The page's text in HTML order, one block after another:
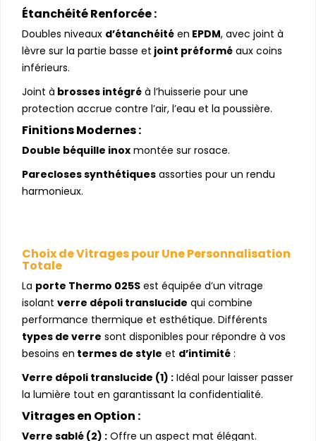
Étanchéité Renforcée :
Doubles niveaux d’étanchéité en EPDM, avec joint à
lèvre sur la partie basse et joint préformé aux coins
inférieurs.
Joint à brosses intégré à l’huisserie pour une
protection accrue contre l’air, l’eau et la poussière.
Finitions Modernes :
Double béquille inox montée sur rosace.
Parecloses synthétiques assorties pour un rendu
harmonieux.
Choix de Vitrages pour Une Personnalisation
Totale
La porte Thermo 025S est équipée d’un vitrage
isolant verre dépoli translucide qui combine
performance thermique et esthétique. Différents
types de verre sont disponibles pour répondre à vos
besoins en termes de style et d’intimité :
Verre dépoli translucide (1) : Idéal pour laisser passer
la lumière tout en garantissant la confidentialité.
Vitrages en Option :
Verre sablé (2) : Offre un aspect mat élégant.